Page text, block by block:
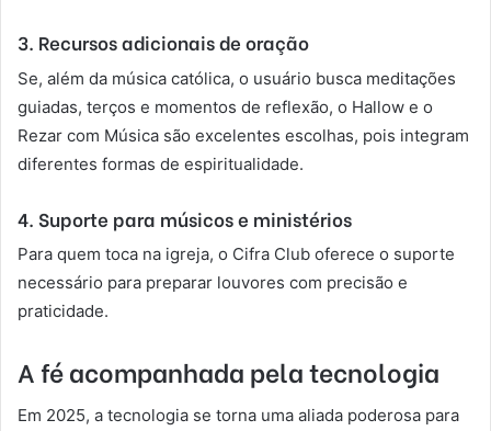
3. Recursos adicionais de oração
Se, além da música católica, o usuário busca meditações
guiadas, terços e momentos de reflexão, o Hallow e o
Rezar com Música são excelentes escolhas, pois integram
diferentes formas de espiritualidade.
4. Suporte para músicos e ministérios
Para quem toca na igreja, o Cifra Club oferece o suporte
necessário para preparar louvores com precisão e
praticidade.
A fé acompanhada pela tecnologia
Em 2025, a tecnologia se torna uma aliada poderosa para